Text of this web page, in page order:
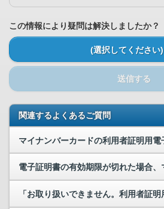
この情報により疑問は解決しましたか？
(選択してください)
送信する
関連するよくあるご質問